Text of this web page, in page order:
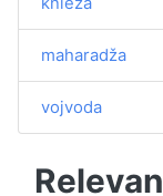
maharadža
vojvoda